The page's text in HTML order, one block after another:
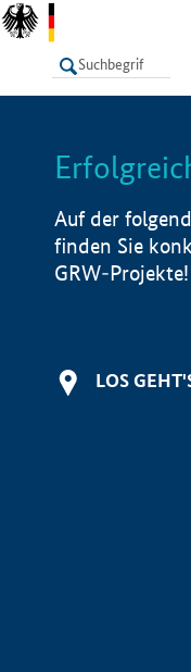
LISTE
Auf der
finden Sie
GRW-Projekte!
LOS